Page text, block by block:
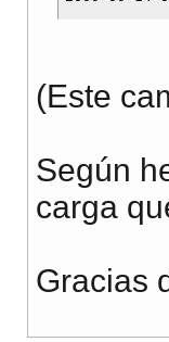
(Este
Según
carga
Gracias